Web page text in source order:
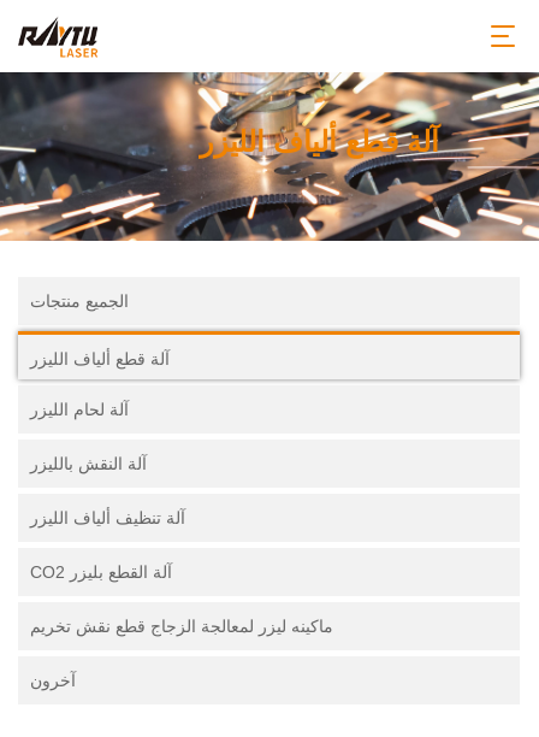
آلة قطع ألياف الليزر
الجميع منتجات
آلة قطع ألياف الليزر
آلة لحام الليزر
آلة النقش بالليزر
آلة تنظيف ألياف الليزر
آلة القطع بليزر CO2
ماكينه ليزر لمعالجة الزجاج قطع نقش تخريم
آخرون